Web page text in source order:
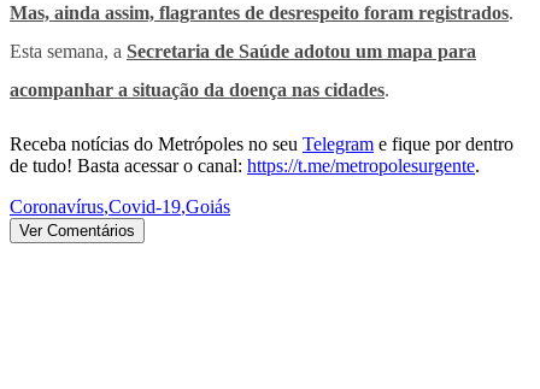
Mas, ainda assim, flagrantes de desrespeito foram registrados.
Esta semana, a Secretaria de Saúde adotou um mapa para
acompanhar a situação da doença nas cidades.
Receba notícias do Metrópoles no seu Telegram e fique por dentro
de tudo! Basta acessar o canal: https://t.me/metropolesurgente.
Coronavírus,Covid-19,Goiás
Ver Comentários